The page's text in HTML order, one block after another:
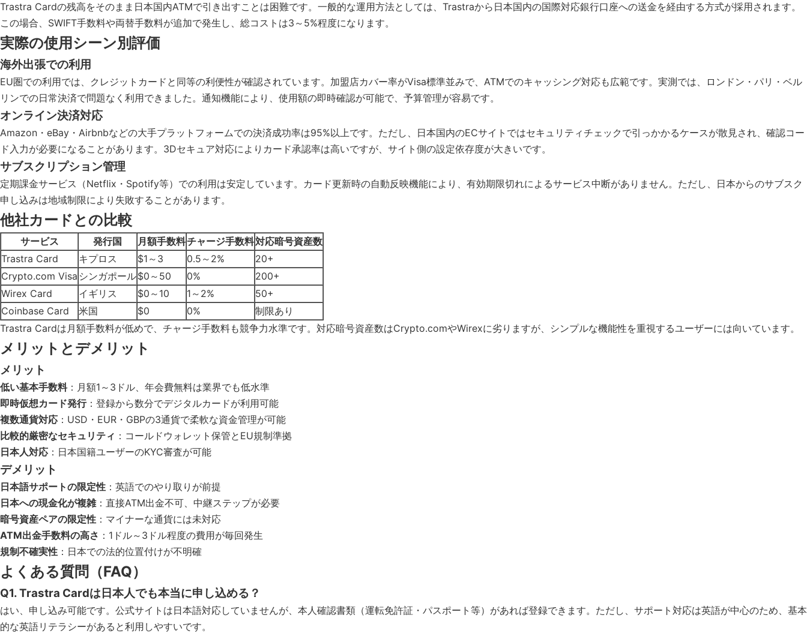
Trastra Cardの残高をそのまま日本国内ATMで引き出すことは困難です。一般的な運用方法としては、Trastraから日本国内の国際対応銀行口座への送金を経由する方式が採用されます。
この場合、SWIFT手数料や両替手数料が追加で発生し、総コストは3～5%程度になります。
実際の使用シーン別評価
海外出張での利用
EU圏での利用では、クレジットカードと同等の利便性が確認されています。加盟店カバー率がVisa標準並みで、ATMでのキャッシング対応も広範です。実測では、ロンドン・パリ・ベル
リンでの日常決済で問題なく利用できました。通知機能により、使用額の即時確認が可能で、予算管理が容易です。
オンライン決済対応
Amazon・eBay・Airbnbなどの大手プラットフォームでの決済成功率は95%以上です。ただし、日本国内のECサイトではセキュリティチェックで引っかかるケースが散見され、確認コー
ド入力が必要になることがあります。3Dセキュア対応によりカード承認率は高いですが、サイト側の設定依存度が大きいです。
サブスクリプション管理
定期課金サービス（Netflix・Spotify等）での利用は安定しています。カード更新時の自動反映機能により、有効期限切れによるサービス中断がありません。ただし、日本からのサブスク
申し込みは地域制限により失敗することがあります。
他社カードとの比較
サービス 発行国 月額手数料チャージ手数料対応暗号資産数
Trastra Card
キプロス $1～3 0.5～2%
20+
Crypto.com Visa シンガポール$0～50 0%
200+
Wirex Card
イギリス $0～10 1～2%
50+
Coinbase Card
米国 $0 0%
制限あり
Trastra Cardは月額手数料が低めで、チャージ手数料も競争力水準です。対応暗号資産数はCrypto.comやWirexに劣りますが、シンプルな機能性を重視するユーザーには向いています。
メリットとデメリット
メリット
低い基本手数料：月額1～3ドル、年会費無料は業界でも低水準
即時仮想カード発行：登録から数分でデジタルカードが利用可能
複数通貨対応 ：USD・EUR・GBPの3通貨で柔軟な資金管理が可能
比較的厳密なセキュリティ ：コールドウォレット保管とEU規制準拠
日本人対応 ：日本国籍ユーザーのKYC審査が可能
デメリット
日本語サポートの限定性 ：英語でのやり取りが前提
日本への現金化が複雑：直接ATM出金不可、中継ステップが必要
暗号資産ペアの限定性 ：マイナーな通貨には未対応
ATM出金手数料の高さ ：1ドル～3ドル程度の費用が毎回発生
規制不確実性 ：日本での法的位置付けが不明確
よくある質問（FAQ）
Q1. Trastra Cardは日本人でも本当に申し込める？
はい、申し込み可能です。公式サイトは日本語対応していませんが、本人確認書類（運転免許証・パスポート等）があれば登録できます。ただし、サポート対応は英語が中心のため、基本
的な英語リテラシーがあると利用しやすいです。